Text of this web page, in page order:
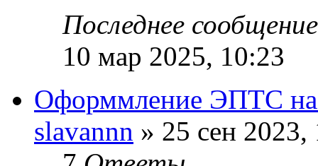
Последнее
10 мар 2025, 10:23
Оформмление ЭПТС на
slavannn » 25 сен 2023,